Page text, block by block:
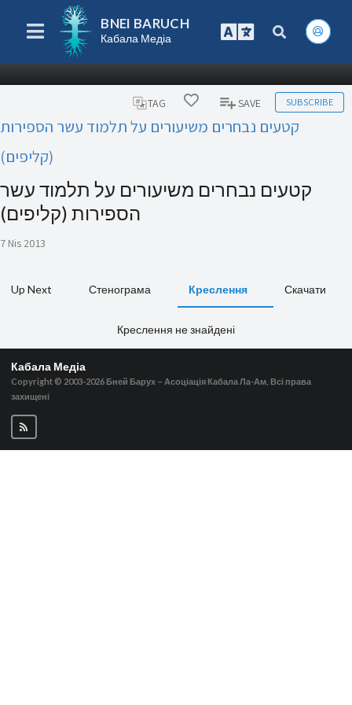
BNEI BARUCH
Кабала Медіа
TAG SAVE SUBSCRIBE
קטעים נבחרים משיעורים על תלמוד עשר הספירות
(קליפים)
קטעים נבחרים משיעורים על תלמוד עשר
הספירות (קליפים)
7 Nis 2013
Up Next Стенограма Креслення Скачати
Креслення не знайдені
Кабала Медіа
Copyright © 2003-2026 Бней Барух – Асоціація Кабала Ла-Ам, Всі права
захищені